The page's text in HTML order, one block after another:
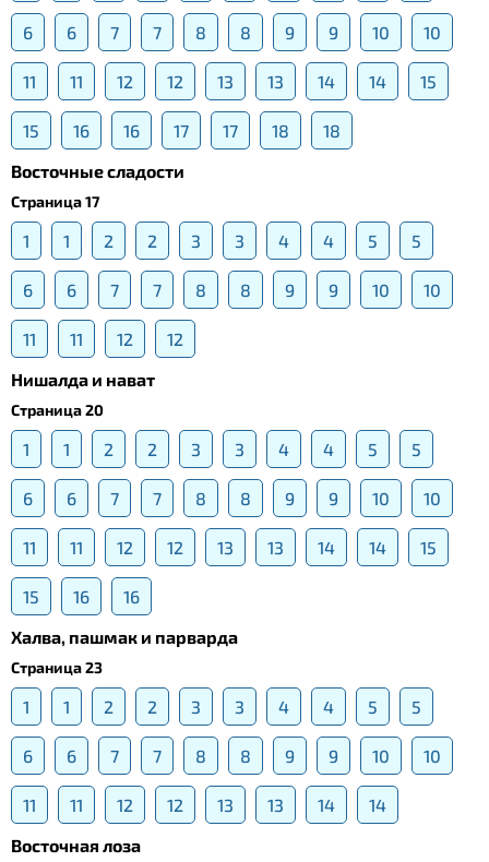
6 6 7 7 8 8 9 9 10 10
11 11 12 12 13 13 14 14 15
15 16 16 17 17 18
18
Восточные сладости
Страница 17
1 1 2 2 3 3 4 4 5 5
6 6 7 7 8 8 9 9 10 10
11 11 12
12
Нишалда и нават
Страница 20
1 1 2 2 3 3 4 4 5 5
6 6 7 7 8 8 9 9 10 10
11 11 12 12 13 13 14 14 15
15 16
16
Халва, пашмак и парварда
Страница 23
1 1 2 2 3 3 4 4 5 5
6 6 7 7 8 8 9 9 10 10
11 11 12 12 13 13 14
14
Восточная лоза